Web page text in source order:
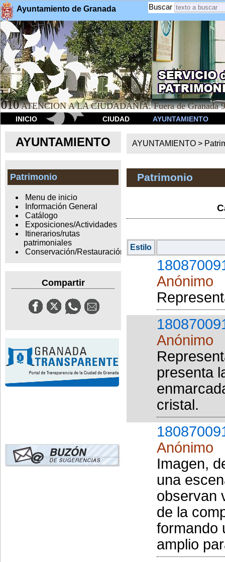
Ayuntamiento de Granada Buscar
010 ATENCION A LA CIUDADANÍA. Fuera de Granada
INICIO CIUDAD AYUNTAMIENTO
AYUNTAMIENTO
Patrimonio
Menu de inicio
Información General
Catálogo
Exposiciones/Actividades
Itinerarios/rutas
patrimoniales
Conservación/Restauración
Compartir
AYUNTAMIENTO >
Patrimonio
Estilo
Anónimo
Anónimo
presenta
cristal.
Anónimo
Imagen,
una
observan
de la
formando
amplio